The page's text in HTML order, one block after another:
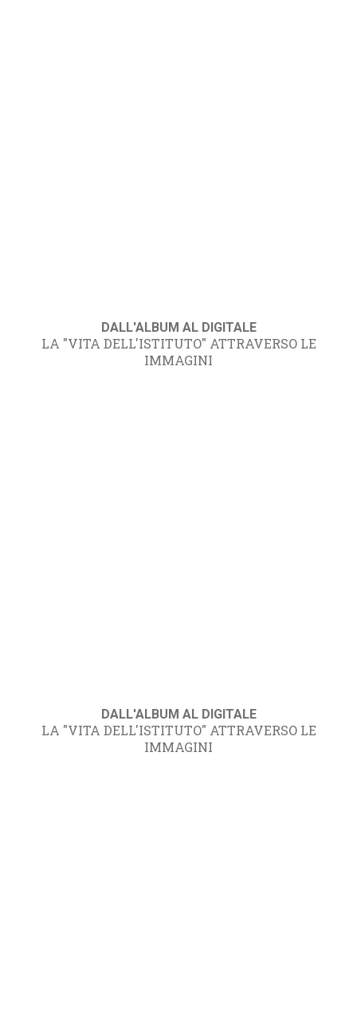
DALL'ALBUM AL DIGITALE
LA "VITA DELL'ISTITUTO" ATTRAVERSO LE
IMMAGINI
DALL'ALBUM AL DIGITALE
LA "VITA DELL'ISTITUTO" ATTRAVERSO LE
IMMAGINI